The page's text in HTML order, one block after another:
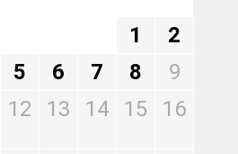
1
2
5 6 7 8
9
12 13 14 15 16